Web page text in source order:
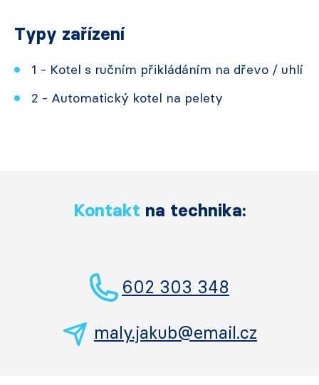
Typy zařízení
1 - Kotel s ručním přikládáním na dřevo / uhlí
2 - Automatický kotel na pelety
Kontakt na technika:
602 303 348
maly.jakub@email.cz